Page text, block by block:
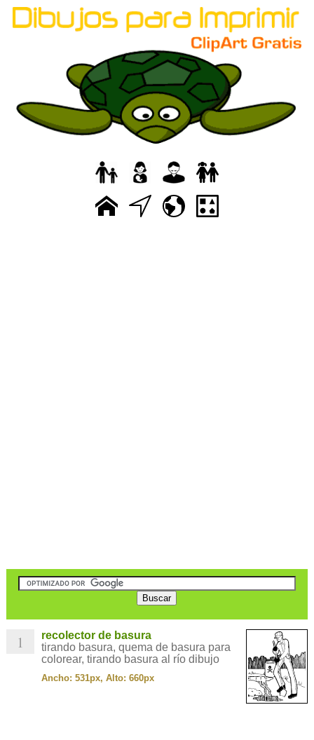
1
recolector de basura
tirando basura, quema de basura para
colorear, tirando basura al río dibujo
Ancho: 531px, Alto: 660px